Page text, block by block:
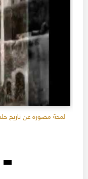
لمحة مصورة عن تاريخ حلب